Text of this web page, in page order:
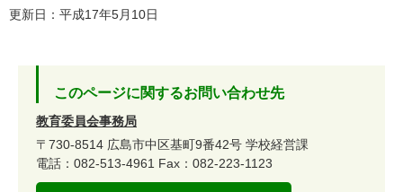
更新日：平成17年5月10日
このページに関するお問い合わせ先
教育委員会事務局
〒730-8514 広島市中区基町9番42号 学校経営課
電話：082-513-4961 Fax：082-223-1123